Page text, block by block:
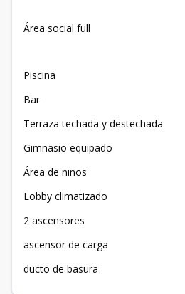
Área social full
Piscina
Bar
Terraza techada y destechada
Gimnasio equipado
Área de niños
Lobby climatizado
2 ascensores
ascensor de carga
ducto de basura